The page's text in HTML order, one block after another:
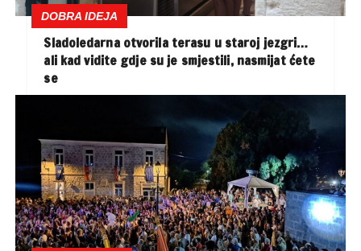
DOBRA IDEJA
Sladoledarna otvorila terasu u staroj jezgri…
ali kad vidite gdje su je smjestili, nasmijat ćete
se